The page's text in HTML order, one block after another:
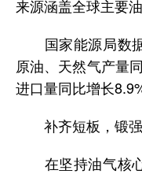
来源涵盖全球主要油
国家能源局数据
原油、天然气产量
进口量同比增长8.9%
补齐短板，锻强
在坚持油气核心